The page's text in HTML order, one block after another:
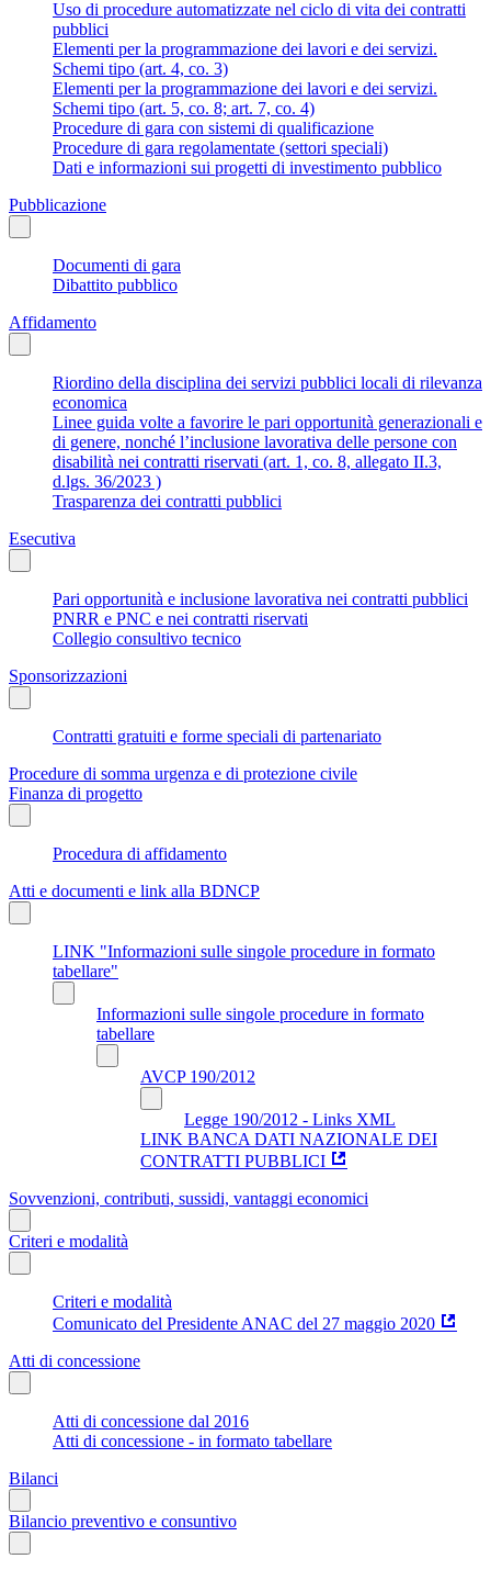
Uso di procedure automatizzate nel ciclo di vita dei contratti
pubblici
Elementi per la programmazione dei lavori e dei servizi.
Schemi tipo (art. 4, co. 3)
Elementi per la programmazione dei lavori e dei servizi.
Schemi tipo (art. 5, co. 8; art. 7, co. 4)
Procedure di gara con sistemi di qualificazione
Procedure di gara regolamentate (settori speciali)
Dati e informazioni sui progetti di investimento pubblico
Pubblicazione
Documenti di gara
Dibattito pubblico
Affidamento
Riordino della disciplina dei servizi pubblici locali di rilevanza
economica
Linee guida volte a favorire le pari opportunità generazionali e
di genere, nonché l’inclusione lavorativa delle persone con
disabilità nei contratti riservati (art. 1, co. 8, allegato II.3,
d.lgs. 36/2023 )
Trasparenza dei contratti pubblici
Esecutiva
Pari opportunità e inclusione lavorativa nei contratti pubblici
PNRR e PNC e nei contratti riservati
Collegio consultivo tecnico
Sponsorizzazioni
Contratti gratuiti e forme speciali di partenariato
Procedure di somma urgenza e di protezione civile
Finanza di progetto
Procedura di affidamento
Atti e documenti e link alla BDNCP
LINK "Informazioni sulle singole procedure in formato
tabellare"
Informazioni sulle singole procedure in formato
tabellare
AVCP 190/2012
Legge 190/2012 - Links XML
LINK BANCA DATI NAZIONALE DEI
CONTRATTI PUBBLICI
Sovvenzioni, contributi, sussidi, vantaggi economici
Criteri e modalità
Criteri e modalità
Comunicato del Presidente ANAC del 27 maggio 2020
Atti di concessione
Atti di concessione dal 2016
Atti di concessione - in formato tabellare
Bilanci
Bilancio preventivo e consuntivo